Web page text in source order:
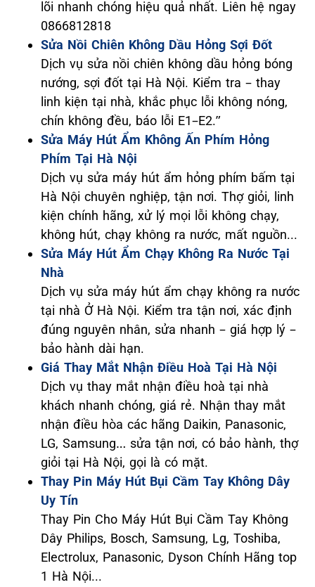
lõi nhanh chóng hiệu quả nhất. Liên hệ ngay
0866812818
Sửa Nồi Chiên Không Dầu Hỏng Sợi Đốt
Dịch vụ sửa nồi chiên không dầu hỏng bóng
nướng, sợi đốt tại Hà Nội. Kiểm tra – thay
linh kiện tại nhà, khắc phục lỗi không nóng,
chín không đều, báo lỗi E1–E2.”
Sửa Máy Hút Ẩm Không Ấn Phím Hỏng
Phím Tại Hà Nội
Dịch vụ sửa máy hút ẩm hỏng phím bấm tại
Hà Nội chuyên nghiệp, tận nơi. Thợ giỏi, linh
kiện chính hãng, xử lý mọi lỗi không chạy,
không hút, chạy không ra nước, mất nguồn...
Sửa Máy Hút Ẩm Chạy Không Ra Nước Tại
Nhà
Dịch vụ sửa máy hút ẩm chạy không ra nước
tại nhà Ở Hà Nội. Kiểm tra tận nơi, xác định
đúng nguyên nhân, sửa nhanh – giá hợp lý –
bảo hành dài hạn.
Giá Thay Mắt Nhận Điều Hoà Tại Hà Nội
Dịch vụ thay mắt nhận điều hoà tại nhà
khách nhanh chóng, giá rẻ. Nhận thay mắt
nhận điều hòa các hãng Daikin, Panasonic,
LG, Samsung… sửa tận nơi, có bảo hành, thợ
giỏi tại Hà Nội, gọi là có mặt.
Thay Pin Máy Hút Bụi Cầm Tay Không Dây
Uy Tín
Thay Pin Cho Máy Hút Bụi Cầm Tay Không
Dây Philips, Bosch, Samsung, Lg, Toshiba,
Electrolux, Panasonic, Dyson Chính Hãng top
1 Hà Nội...